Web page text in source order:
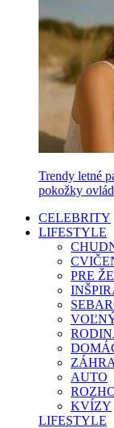
Trendy letné
pokožky
CELEBRITY
LIFESTYLE
PRE
AUTO
KVÍZY
LIFESTYLE